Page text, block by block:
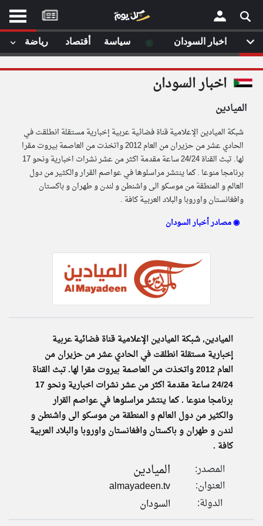
أخر أخبار الوطن العربي
من نحن
إتصل بنا
شروط الاستخدام
سياسة الخصوصية
تغيير الدولة
اخبار السودان على مدار الساعة
أهم اخبار السودان العاجلة والمباشرة
×اخبار السودان
الميادين
شبكة الميادين الإعلامية قناة فضائية عربية إخبارية مستقلة انطلقت في
الحادي عشر من حزيران من العام 2012 واتخذت من العاصمة بيروت مقرا
لها. تبث القناة 24/24 ساعة مقدمة اكثر من عشر نشرات اخبارية ونحو 17
برنامجا منوعا . كما ينتشر مراسلوها في عواصم القرار والكثير من دول
العالم و المنطقة من موسكو الى واشنطن و لندن و طهران و باكستان
وافغانستان واوروبا والبلاد العربية كافة .
مصادر أخبار السودان ◉
الميادين, شبكة الميادين الإعلامية قناة فضائية عربية
إخبارية مستقلة انطلقت في الحادي عشر من حزيران من
العام 2012 واتخذت من العاصمة بيروت مقرا لها. تبث القناة
24/24 ساعة مقدمة اكثر من عشر نشرات اخبارية ونحو 17
برنامجا منوعا . كما ينتشر مراسلوها في عواصم القرار
والكثير من دول العالم و المنطقة من موسكو الى واشنطن و
لندن و طهران و باكستان وافغانستان واوروبا والبلاد العربية
كافة .
المصدر: الميادين
العنوان:
almayadeen.tv
الدولة:
السودان
اخبار السودان ◉ سياسة أقتصاد رياضة
موقع
كل
يوم
مقالات
لم تقم بقراءة اي مقال مؤخرا
klyoum.com